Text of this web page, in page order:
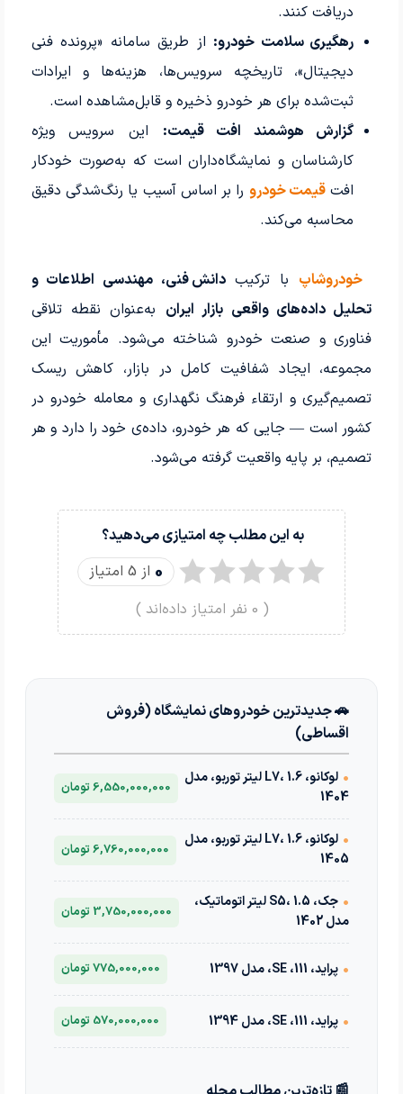
دریافت کنند.
رهگیری سلامت خودرو: از طریق سامانه «پرونده فنی
دیجیتال»، تاریخچه سرویس‌ها، هزینه‌ها و ایرادات
ثبت‌شده برای هر خودرو ذخیره و قابل‌مشاهده است.
گزارش هوشمند افت قیمت: این سرویس ویژه
کارشناسان و نمایشگاه‌داران است که به‌صورت خودکار
افتقیمت خودرو را بر اساس آسیب یا رنگ‌شدگی دقیق
محاسبه می‌کند.
خودروشاپ با ترکیبدانش فنی، مهندسی اطلاعات و
تحلیل داده‌های واقعی بازار ایران به‌عنوان نقطه تلاقی
فناوری و صنعت خودرو شناخته می‌شود. مأموریت این
مجموعه، ایجاد شفافیت کامل در بازار، کاهش ریسک
تصمیم‌گیری و ارتقاء فرهنگ نگهداری و معامله خودرو در
کشور است — جایی که هر خودرو، داده‌ی خود را دارد و هر
تصمیم، بر پایه واقعیت گرفته می‌شود.
به این مطلب چه امتیازی می‌دهید؟
0 از 5 امتیاز
(
0 نفر امتیاز داده‌اند )
🚗 جدیدترین خودروهای نمایشگاه (فروش
اقساطی)
•
لوکانو، L7، 1.6 لیتر توربو، مدل
1404
6,550,000,000 تومان
•
لوکانو، L7، 1.6 لیتر توربو، مدل
1405
6,760,000,000 تومان
•
جک، S5، 1.5 لیتر اتوماتیک،
مدل 1402
3,750,000,000 تومان
• پراید، 111، SE، مدل 1397 775,000,000 تومان
• پراید، 111، SE، مدل 1394 570,000,000 تومان